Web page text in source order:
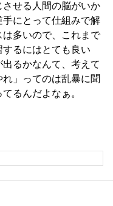
せる人間の脳がいか
にとって仕組みで解
多いので、これまで
るにはとても良い
るかなんて、考えて
」ってのは乱暴に聞
るんだよなぁ。